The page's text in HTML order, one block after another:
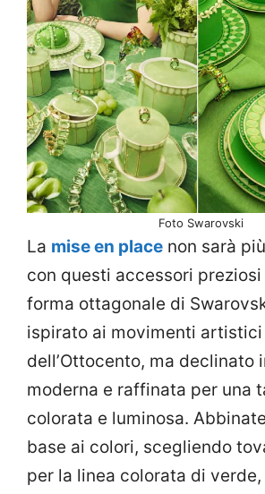
Foto Swarovski
La mise en place non sarà
con questi accessori
forma ottagonale di
ispirato ai movimenti
dell’Ottocento, ma declinato
moderna e raffinata per una
colorata e luminosa.
base ai colori, scegliendo
per la linea colorata di